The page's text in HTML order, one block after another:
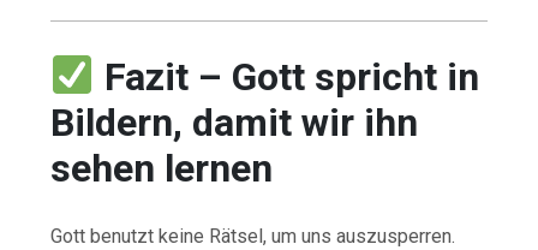
Fazit – Gott spricht in
Bildern, damit wir ihn
sehen lernen
Gott benutzt keine Rätsel, um uns auszusperren.